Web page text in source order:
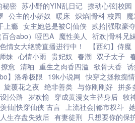
秘密 苏小野的YIN乱日记 撩动心弦|校园
公主的小娇奴 暖床 炽焰|骨科 校园
上瘾 女主她总是被C|仙侠 贰拾|强取豪夺
百合abo）哑巴A 魔性美人 祈欢|骨科兄
色情女大绝赞直播进行中！ 【西幻】侍魔
妹 心情小雨 贵妃奴 春潮 双子太子
撩愈 清釉 重生之肉香四溢 欲骨天香
】洛希极限 19k小说网 快穿之拯救痴
旋覆花之夜 绝非善类 与你刚刚好 拼多
|公路 岁欢愉 穿成黄漫女主替身后 牧
仙|快穿仙侠 古言 上流社会|都市权斗
人生存盘失效后 有妻徒刑 只想要你的保